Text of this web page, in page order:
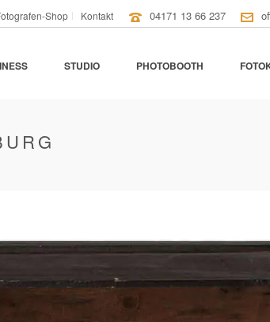
Shop Kontakt 04171 13 66 237
STUDIO PHOTOBOOTH